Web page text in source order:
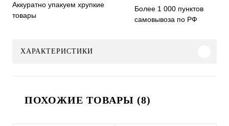
Аккуратно упакуем хрупкие
товары
Более 1 000 пунктов
самовывоза по РФ
ХАРАКТЕРИСТИКИ
ПОХОЖИЕ ТОВАРЫ (8)